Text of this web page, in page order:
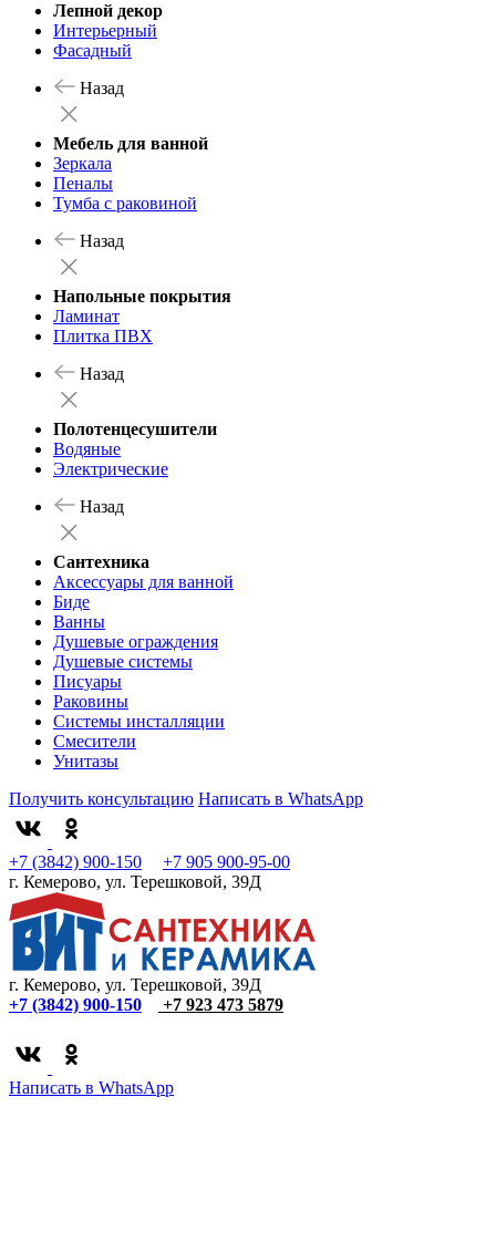
Лепной декор
Интерьерный
Фасадный
Назад
Мебель для ванной
Зеркала
Пеналы
Тумба с раковиной
Назад
Напольные покрытия
Ламинат
Плитка ПВХ
Назад
Полотенцесушители
Водяные
Электрические
Назад
Сантехника
Аксессуары для ванной
Биде
Ванны
Душевые ограждения
Душевые системы
Писуары
Раковины
Системы инсталляции
Смесители
Унитазы
Получить консультацию Написать в WhatsApp
+7 (3842) 900-150
+7 905 900-95-00
г. Кемерово, ул. Терешковой, 39Д
г. Кемерово, ул. Терешковой, 39Д
+7 (3842) 900-150
+7 923 473 5879
Написать в WhatsApp